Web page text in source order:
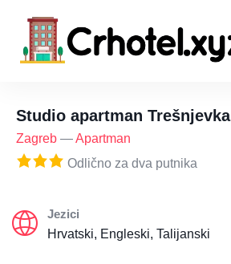
Studio apartman Trešnjevka
Zagreb —Apartman
Odlično za dva putnika
Jezici
Hrvatski, Engleski, Talijanski